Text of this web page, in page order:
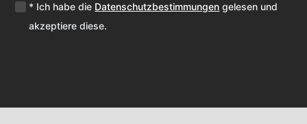
* Ich habe die Datenschutzbestimmungen gelesen und
akzeptiere diese.